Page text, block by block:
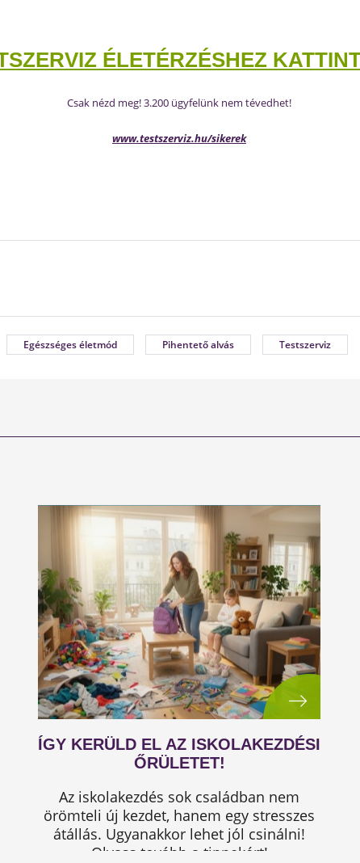
ÉLETÉRZÉSHEZ
Csak nézd meg! 3.200 ügyfelünk nem tévedhet!
www.testszerviz.hu/sikerek
Egészséges életmód Pihentető alvás Testszerviz
ÍGY KERÜLD EL AZ ISKOLAKEZDÉSI
ŐRÜLETET!
Az iskolakezdés sok családban nem
örömteli új kezdet, hanem egy stresszes
átállás. Ugyanakkor lehet jól csinálni!
Olvass tovább a tippekért!